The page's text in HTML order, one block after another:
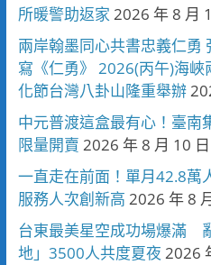
所暖警助返家 2026 年 8 月
兩岸翰墨同心共書忠義仁勇
寫《仁勇》 2026(丙午)海
化節台灣八卦山隆重舉辦
中元普渡這盒最有心！臺
限量開賣 2026 年 8 月 10 日
一直走在前面！單月42.8萬
服務人次創新高 2026 年 8
台東最美星空成功場爆滿
地」3500人共度夏夜 2026